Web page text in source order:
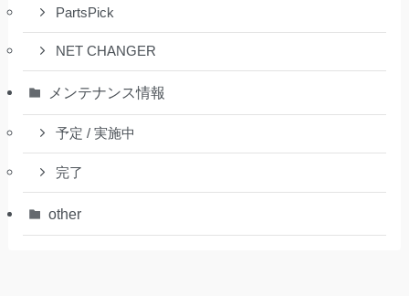
PartsPick
NET CHANGER
メンテナンス情報
予定 / 実施中
完了
other